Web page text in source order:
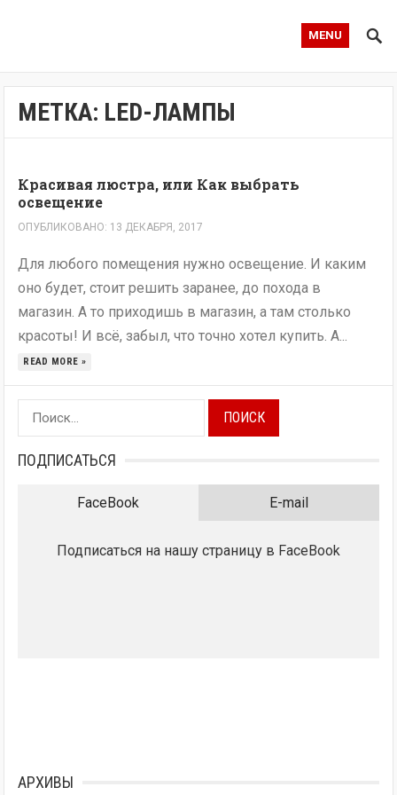
MENU
МЕТКА: LED-ЛАМПЫ
Красивая люстра, или Как выбрать
освещение
ОПУБЛИКОВАНО: 13 ДЕКАБРЯ, 2017
Для любого помещения нужно освещение. И каким
оно будет, стоит решить заранее, до похода в
магазин. А то приходишь в магазин, а там столько
красоты! И всё, забыл, что точно хотел купить. А...
READ MORE »
Найти:
ПОДПИСАТЬСЯ
FaceBook E-mail
Подписаться на нашу страницу в FaceBook
АРХИВЫ